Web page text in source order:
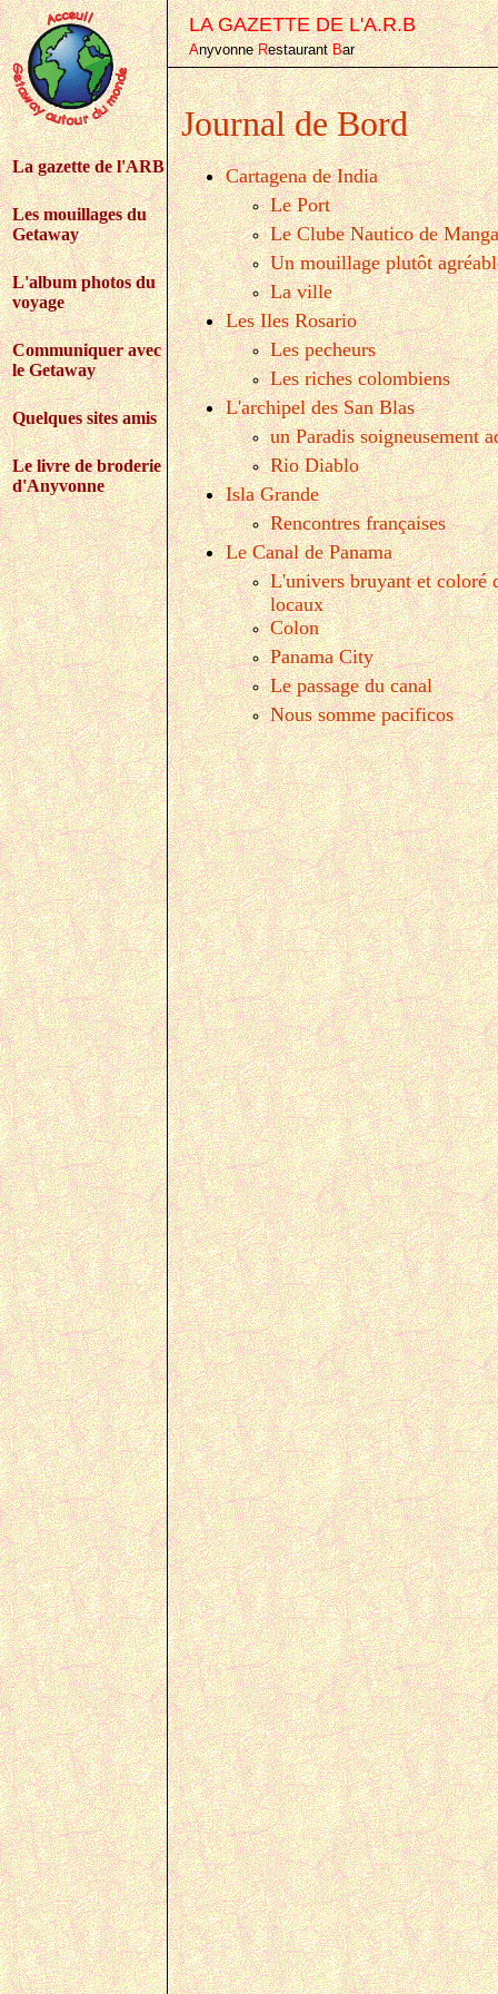
La gazette de l'ARB
Les mouillages du
Getaway
L'album photos du
voyage
Communiquer avec
le Getaway
Quelques sites amis
Le livre de broderie
d'Anyvonne
LA GAZETTE DE L'A.R.B
AnyvonneRestaurantBar
Journal de Bord
Cartagena de India
Le Port
Le Clube Nautico de
Un mouillage plutôt
La ville
Les Iles Rosario
Les pecheurs
Les riches colombiens
L'archipel des San Blas
un Paradis soigneusement
Rio Diablo
Isla Grande
Rencontres françaises
Le Canal de Panama
L'univers bruyant et coloré
locaux
Colon
Panama City
Le passage du canal
Nous somme pacificos